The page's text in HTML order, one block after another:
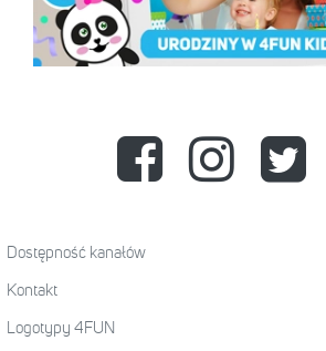
Dostępność kanałów
Kontakt
Logotypy 4FUN